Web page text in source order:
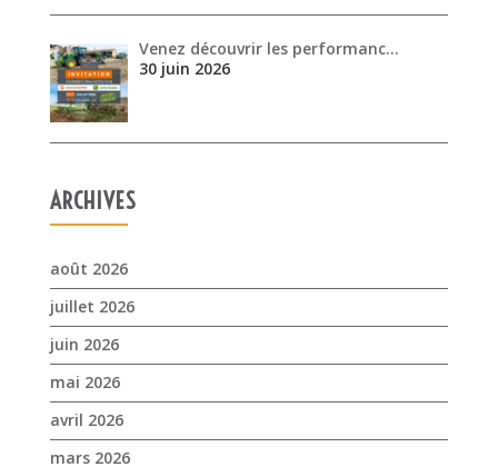
ARCHIVES
août 2026
juin 2026
mai 2026
avril 2026
mars 2026
février 2026
janvier 2026
novembre 2025
octobre 2025